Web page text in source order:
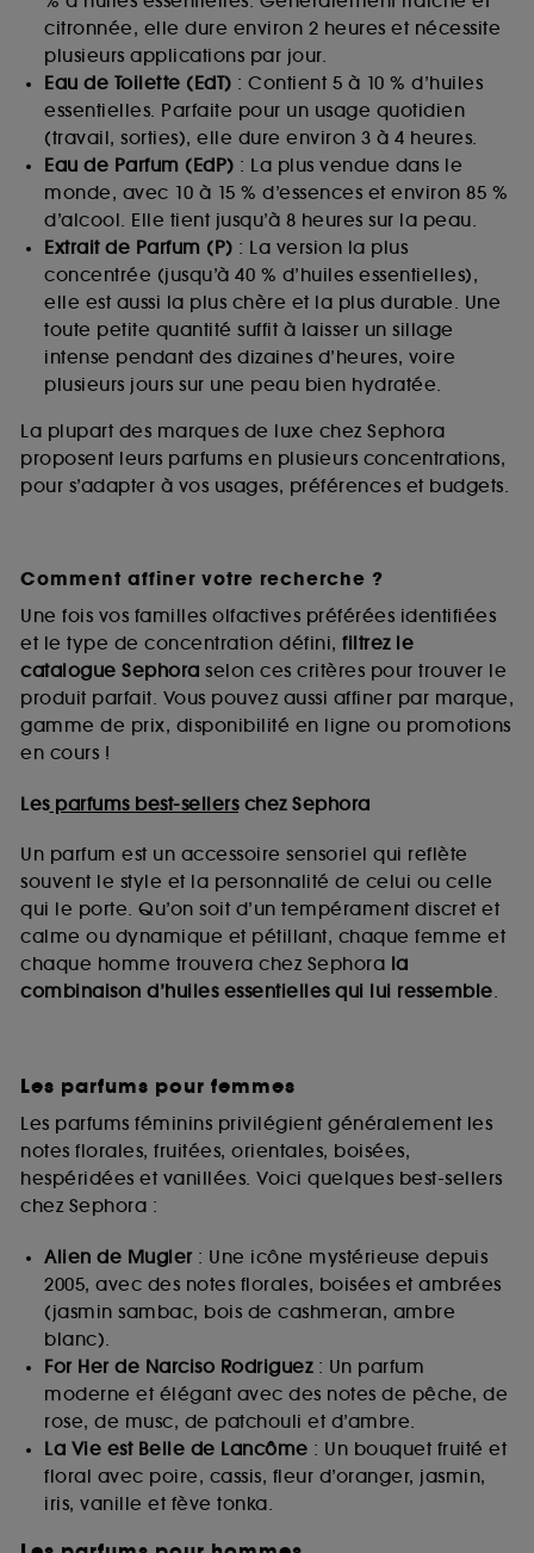
citronnée, elle dure environ 2 heures et nécessite
plusieurs applications par jour.
Eau de Toilette (EdT) : Contient 5 à 10 % d’huiles
essentielles. Parfaite pour un usage quotidien
(travail, sorties), elle dure environ 3 à 4 heures.
Eau de Parfum (EdP) : La plus vendue dans le
monde, avec 10 à 15 % d’essences et environ 85 %
d’alcool. Elle tient jusqu’à 8 heures sur la peau.
Extrait de Parfum (P) : La version la plus
concentrée (jusqu’à 40 % d’huiles essentielles),
elle est aussi la plus chère et la plus durable. Une
toute petite quantité suffit à laisser un sillage
intense pendant des dizaines d’heures, voire
plusieurs jours sur une peau bien hydratée.
La plupart des marques de luxe chez Sephora
proposent leurs parfums en plusieurs concentrations,
pour s’adapter à vos usages, préférences et budgets.
Comment affiner votre recherche ?
Une fois vos familles olfactives préférées identifiées
et le type de concentration défini, filtrez le
catalogue Sephora selon ces critères pour trouver le
produit parfait. Vous pouvez aussi affiner par marque,
gamme de prix, disponibilité en ligne ou promotions
en cours !
Lesparfums best-sellerschez Sephora
Un parfum est un accessoire sensoriel qui reflète
souvent le style et la personnalité de celui ou celle
qui le porte. Qu’on soit d’un tempérament discret et
calme ou dynamique et pétillant, chaque femme et
chaque homme trouvera chez Sephora la
combinaison d’huiles essentielles qui lui ressemble.
Les parfums pour femmes
Les parfums féminins privilégient généralement les
notes florales, fruitées, orientales, boisées,
hespéridées et vanillées. Voici quelques best-sellers
chez Sephora :
Alien de Mugler: Une icône mystérieuse depuis
2005, avec des notes florales, boisées et ambrées
(jasmin sambac, bois de cashmeran, ambre
blanc).
For Her de Narciso Rodriguez: Un parfum
moderne et élégant avec des notes de pêche, de
rose, de musc, de patchouli et d’ambre.
La Vie est Belle de Lancôme : Un bouquet fruité et
floral avec poire, cassis, fleur d’oranger, jasmin,
iris, vanille et fève tonka.